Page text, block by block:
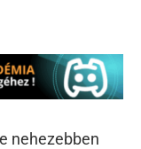
nehezebben